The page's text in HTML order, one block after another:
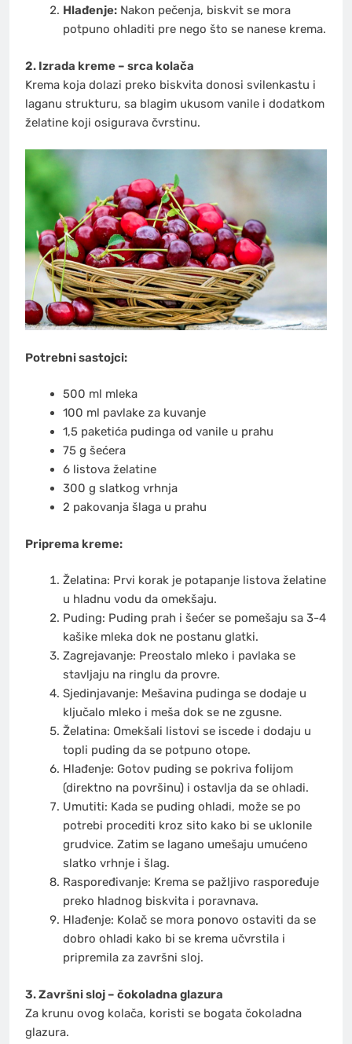
Hlađenje:Nakon pečenja, biskvit se mora
potpuno ohladiti pre nego što se nanese krema.
2. Izrada kreme – srca kolača
Krema koja dolazi preko biskvita donosi svilenkastu i
laganu strukturu, sa blagim ukusom vanile i dodatkom
želatine koji osigurava čvrstinu.
Potrebni sastojci:
500 ml mleka
100 ml pavlake za kuvanje
1,5 paketića pudinga od vanile u prahu
75 g šećera
6 listova želatine
300 g slatkog vrhnja
2 pakovanja šlaga u prahu
Priprema kreme:
Želatina: Prvi korak je potapanje listova želatine
u hladnu vodu da omekšaju.
Puding: Puding prah i šećer se pomešaju sa 3-4
kašike mleka dok ne postanu glatki.
Zagrejavanje: Preostalo mleko i pavlaka se
stavljaju na ringlu da provre.
Sjedinjavanje: Mešavina pudinga se dodaje u
ključalo mleko i meša dok se ne zgusne.
Želatina: Omekšali listovi se iscede i dodaju u
topli puding da se potpuno otope.
Hlađenje: Gotov puding se pokriva folijom
(direktno na površinu) i ostavlja da se ohladi.
Umutiti: Kada se puding ohladi, može se po
potrebi procediti kroz sito kako bi se uklonile
grudvice. Zatim se lagano umešaju umućeno
slatko vrhnje i šlag.
Raspoređivanje: Krema se pažljivo raspoređuje
preko hladnog biskvita i poravnava.
Hlađenje: Kolač se mora ponovo ostaviti da se
dobro ohladi kako bi se krema učvrstila i
pripremila za završni sloj.
3. Završni sloj – čokoladna glazura
Za krunu ovog kolača, koristi se bogata čokoladna
glazura.